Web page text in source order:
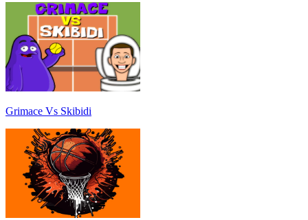
Grimace Vs Skibidi